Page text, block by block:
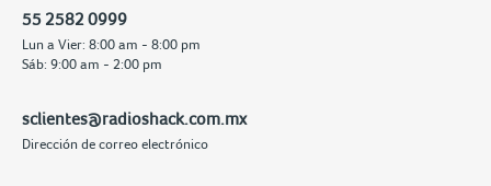
55 2582 0999
Lun a Vier: 8:00 am - 8:00 pm
Sáb: 9:00 am - 2:00 pm
sclientes@radioshack.com.mx
Dirección de correo electrónico